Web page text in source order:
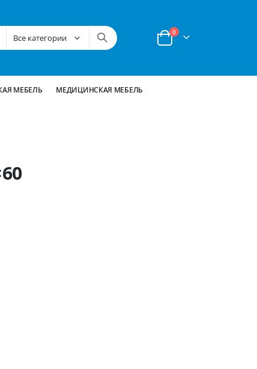
Корзина
0позиции
МЕБЕЛЬ МЕДИЦИНСКАЯ МЕБЕЛЬ